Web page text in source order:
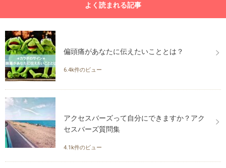
よく読まれる記事
偏頭痛があなたに伝えたいこととは？
6.4k件のビュー
アクセスバーズって自分にできますか？アク
セスバーズ質問集
4.1k件のビュー